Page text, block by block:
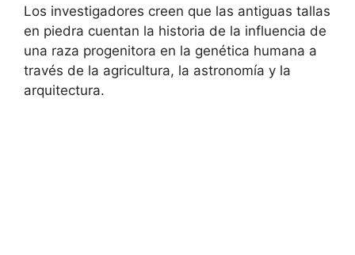
Los investigadores creen que las antiguas tallas
en piedra cuentan la historia de la influencia de
una raza progenitora en la genética humana a
través de la agricultura, la astronomía y la
arquitectura.